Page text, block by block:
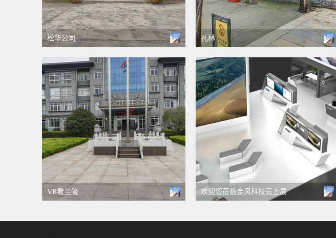
松华公司 孔林
VR看兰陵 欢迎您莅临金风科技云上展